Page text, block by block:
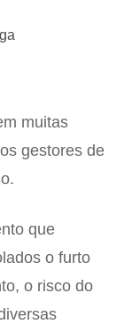
muitas
gestores de
que
o furto
o risco do